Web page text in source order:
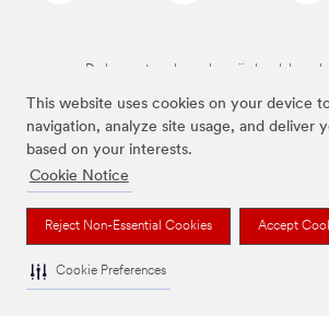
This website uses cookies on your device
navigation, analyze site usage, and deliver
based on your interests.
Cookie Notice
Reject Non-Essential Cookies Accept
Cookie Preferences
De bovenstaande merken zijn